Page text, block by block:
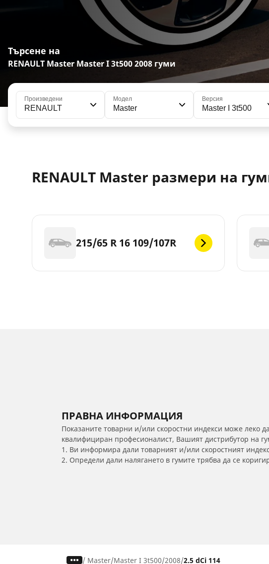
Търсене на
RENAULT Master Master I 3t500 2008 гуми
Произведени
RENAULT
Модел
Master
Версия
Master I 3t500
RENAULT Master размери на
215/65 R 16 109/107R
ПРАВНА ИНФОРМАЦИЯ
Показаните товарни и/или скоростни индекси може леко
квалифициран професионалист, Вашият дистрибутор на
1. Ви информира дали товарният и/или скоростният
2. Определи дали налягането в гумите трябва да се
/ Master Master I 3t500 2008 2.5 dCi 114